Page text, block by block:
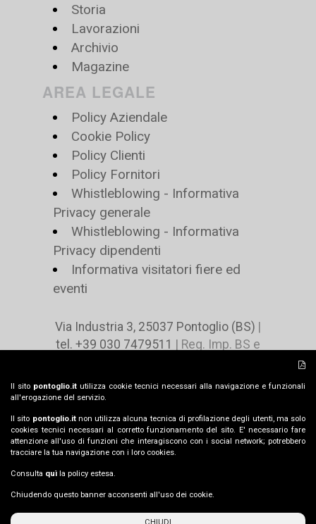
Storia
Lavorazioni
Archivio
Magazine
AREA LEGALE
Policy Aziendale
Cookie Policy
Policy Clienti
Policy Fornitori
Whistleblowing - Informativa
Privacy generale
Whistleblowing - Informativa
Privacy dipendenti
Informativa visitatori fiere ed
eventi
Via Industria 3, 25037 Pontoglio (BS) |
tel. +39 030 7479511 | Reg. Imp. BS e
00729460980 | Cap. Soc. € 4.416.000 i.v |
pontoglio@pontoglio.it
IT - EN
Il sito pontoglio.it utilizza cookie tecnici necessari alla navigazione e funzionali
all'erogazione del servizio.
Il sito pontoglio.itnon utilizza alcuna tecnica di profilazione degli utenti, ma solo
cookies tecnici necessari al corretto funzionamento del sito. E' necessario fare
attenzione all'uso di funzioni che interagiscono con i social network; potrebbero
tracciare la tua navigazione con i loro cookies.
Consulta quì la policy estesa.
Chiudendo questo banner acconsenti all'uso dei cookie.